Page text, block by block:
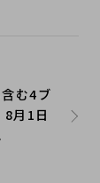
含む4ブ
月1日